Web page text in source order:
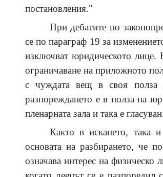
постановления."
При дебатите по
се по параграф 19 за
изключват юридическото лице.
ограничаване на приложното
с чуждата вещ в своя полза
разпореждането е в полза на
пленарната зала и така е
Както в искането, така
основата на разбирането, че
означава интерес на физическо